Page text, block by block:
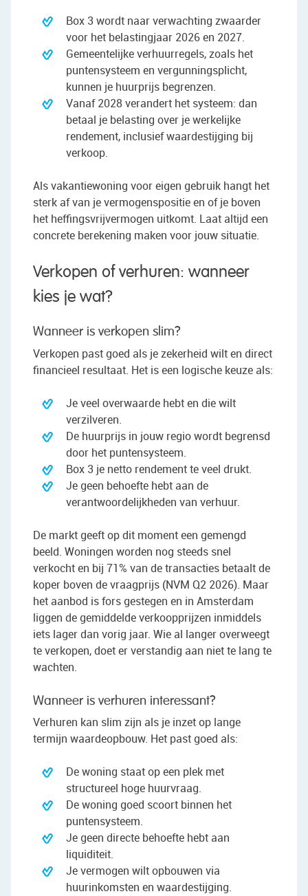
Box 3 wordt naar verwachting zwaarder
voor het belastingjaar 2026 en 2027.
Gemeentelijke verhuurregels, zoals het
puntensysteem en vergunningsplicht,
kunnen je huurprijs begrenzen.
Vanaf 2028 verandert het systeem: dan
betaal je belasting over je werkelijke
rendement, inclusief waardestijging bij
verkoop.
Als vakantiewoning voor eigen gebruik hangt het
sterk af van je vermogenspositie en of je boven
het heffingsvrijvermogen uitkomt. Laat altijd een
concrete berekening maken voor jouw situatie.
Verkopen of verhuren: wanneer
kies je wat?
Wanneer is verkopen slim?
Verkopen past goed als je zekerheid wilt en direct
financieel resultaat. Het is een logische keuze als:
Je veel overwaarde hebt en die wilt
verzilveren.
De huurprijs in jouw regio wordt begrensd
door het puntensysteem.
Box 3 je netto rendement te veel drukt.
Je geen behoefte hebt aan de
verantwoordelijkheden van verhuur.
De markt geeft op dit moment een gemengd
beeld. Woningen worden nog steeds snel
verkocht en bij 71% van de transacties betaalt de
koper boven de vraagprijs (NVM Q2 2026). Maar
het aanbod is fors gestegen en in Amsterdam
liggen de gemiddelde verkoopprijzen inmiddels
iets lager dan vorig jaar. Wie al langer overweegt
te verkopen, doet er verstandig aan niet te lang te
wachten.
Wanneer is verhuren interessant?
Verhuren kan slim zijn als je inzet op lange
termijn waardeopbouw. Het past goed als:
De woning staat op een plek met
structureel hoge huurvraag.
De woning goed scoort binnen het
puntensysteem.
Je geen directe behoefte hebt aan
liquiditeit.
Je vermogen wilt opbouwen via
huurinkomsten en waardestijging.